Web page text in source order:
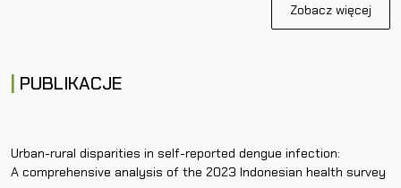
Zobacz więcej
PUBLIKACJE
Urban-rural disparities in self-reported dengue infection:
A comprehensive analysis of the 2023 Indonesian health survey